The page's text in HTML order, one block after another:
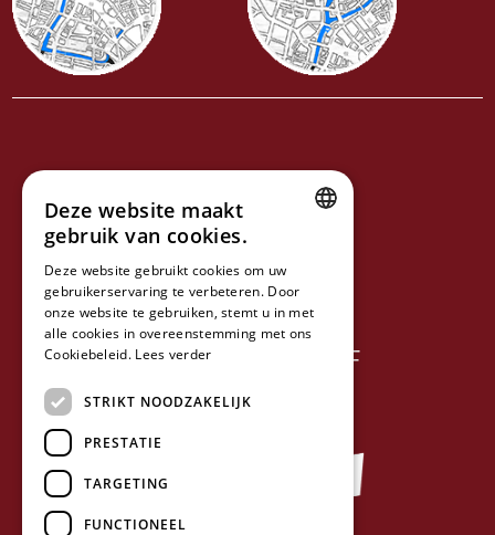
VOLG ONS OP
NIEUWSBRIEF
ZUSTERBEDRIJF
FRENCH
ENGLISH
Deze website maakt
gebruik van cookies.
Deze website gebruikt cookies om uw
gebruikerservaring te verbeteren. Door
onze website te gebruiken, stemt u in met
alle cookies in overeenstemming met ons
Cookiebeleid. Lees verder
STRIKT NOODZAKELIJK
PRESTATIE
TARGETING
FUNCTIONEEL